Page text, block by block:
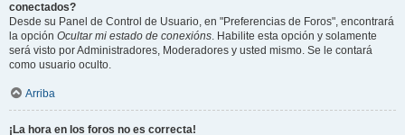
conectados?
Desde su Panel de Control de Usuario, en "Preferencias de Foros", encontrará
la opción Ocultar mi estado de conexións. Habilite esta opción y solamente
será visto por Administradores, Moderadores y usted mismo. Se le contará
como usuario oculto.
Arriba
¡La hora en los foros no es correcta!